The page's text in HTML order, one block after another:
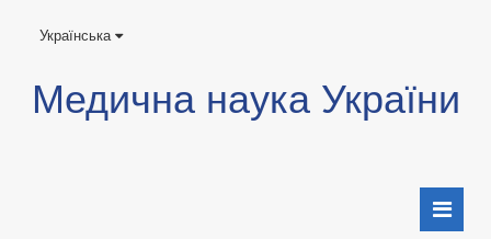
Українська
Медична наука України